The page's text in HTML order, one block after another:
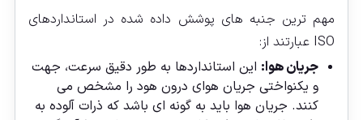
مهم‌ ترین جنبه‌ های پوشش داده شده در استانداردهای
ISO عبارتند از:
جریان هوا: این استانداردها به طور دقیق سرعت، جهت
و یکنواختی جریان هوای درون هود را مشخص می‌
کنند. جریان هوا باید به گونه‌ ای باشد که ذرات آلوده به